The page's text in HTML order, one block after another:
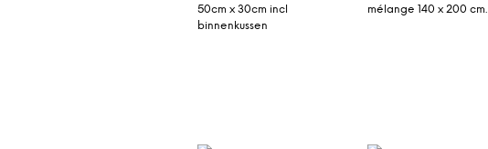
50cm x 30cm incl
binnenkussen
mélange 140 x 200 cm.